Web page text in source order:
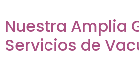
Nuestra Amplia
Servicios de